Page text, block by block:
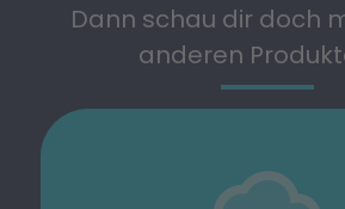
Dann schau dir doch
anderen